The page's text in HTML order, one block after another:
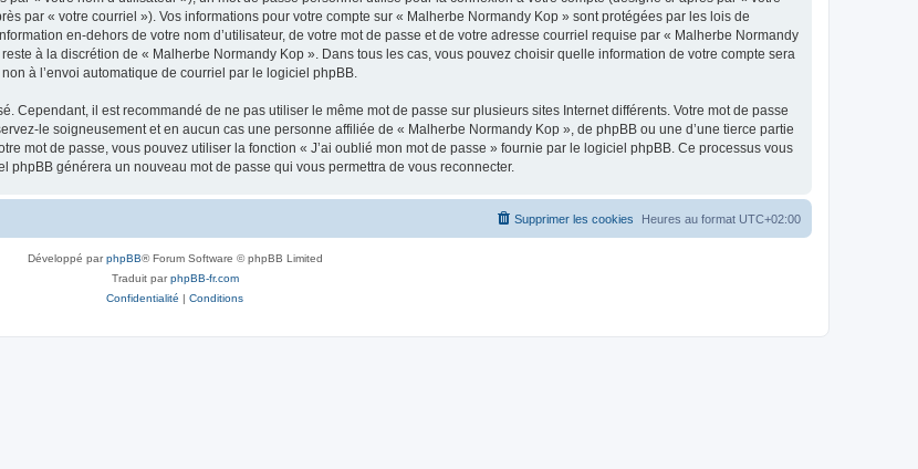
par « votre courriel »). Vos informations pour votre compte sur « Malherbe Normandy Kop » sont protégées par les lois de
en-dehors de votre nom d’utilisateur, de votre mot de passe et de votre adresse courriel requise par « Malherbe Normandy
à la discrétion de « Malherbe Normandy Kop ». Dans tous les cas, vous pouvez choisir quelle information de votre compte sera
à l’envoi automatique de courriel par le logiciel phpBB.
Cependant, il est recommandé de ne pas utiliser le même mot de passe sur plusieurs sites Internet différents. Votre mot de passe
le soigneusement et en aucun cas une personne affiliée de « Malherbe Normandy Kop », de phpBB ou une d’une tierce partie
mot de passe, vous pouvez utiliser la fonction « J’ai oublié mon mot de passe » fournie par le logiciel phpBB. Ce processus vous
générera un nouveau mot de passe qui vous permettra de vous reconnecter.
Heures au format UTC+02:00
Supprimer les cookies
Développé parphpBB® Forum Software © phpBB Limited
Traduit parphpBB-fr.com
Confidentialité | Conditions